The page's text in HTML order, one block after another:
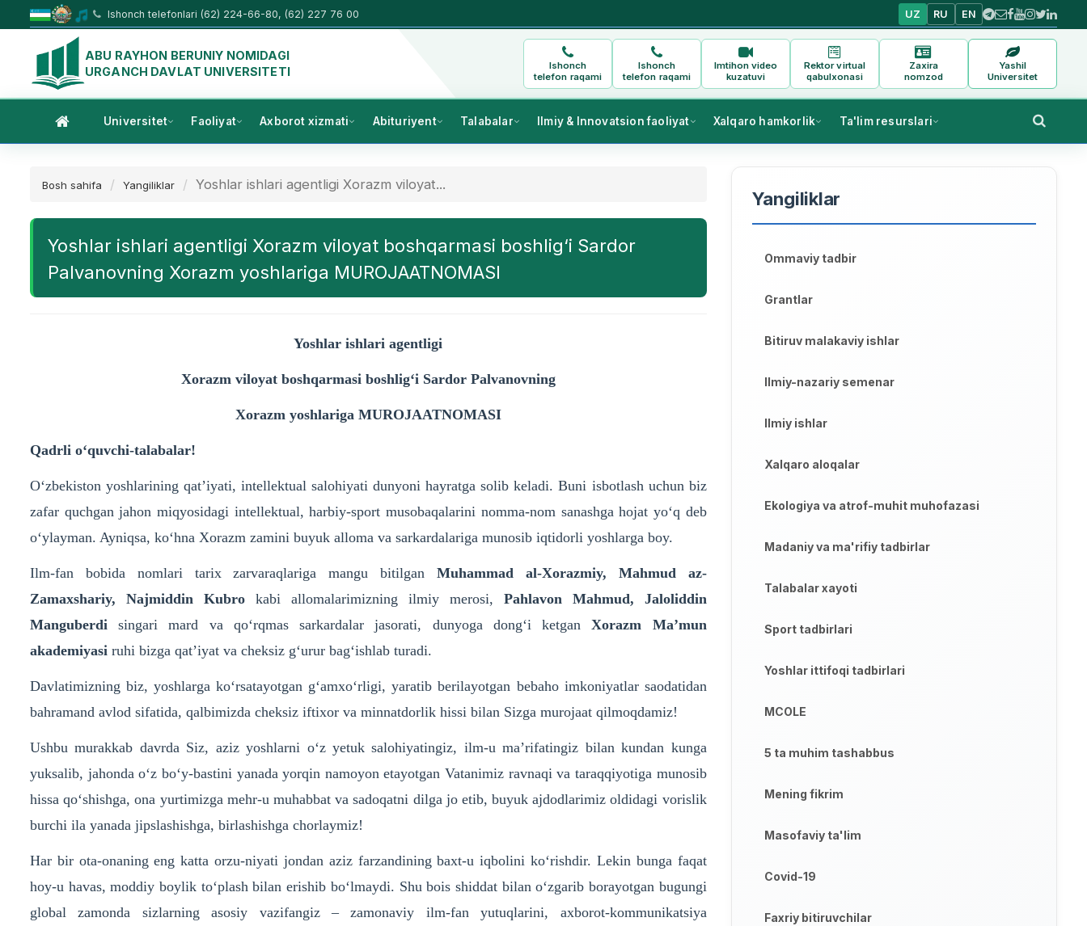
Ishonch telefonlari (62) 224-66-80, (62) 227 76 00 UZ RU EN
ABU RAYHON BERUNIY NOMIDAGI
URGANCH DAVLAT UNIVERSITETI
Ishonch
telefon raqami
Ishonch
telefon raqami
Imtihon video
kuzatuvi
Rektor virtual
qabulxonasi
Zaxira
nomzod
Yashil
Universitet
Universitet Faoliyat Axborot xizmati Abituriyent Talabalar Ilmiy & Innovatsion faoliyat Xalqaro hamkorlik Ta'lim resurslari
Bosh sahifa Yangiliklar Yoshlar ishlari agentligi Xorazm viloyat...
Yoshlar ishlari agentligi Xorazm viloyat boshqarmasi boshlig‘i Sardor
Palvanovning Xorazm yoshlariga MUROJAATNOMASI
Yoshlar ishlari agentligi
Xorazm viloyat boshqarmasi boshlig‘i Sardor Palvanovning
Xorazm yoshlariga MUROJAATNOMASI
Qadrli o‘quvchi-talabalar!
O‘zbekiston yoshlarining qat’iyati, intellektual salohiyati dunyoni hayratga solib keladi. Buni isbotlash uchun biz
zafar quchgan jahon miqyosidagi intellektual, harbiy-sport musobaqalarini nomma-nom sanashga hojat yo‘q deb
o‘ylayman. Ayniqsa, ko‘hna Xorazm zamini buyuk alloma va sarkardalariga munosib iqtidorli yoshlarga boy.
Ilm-fan bobida nomlari tarix zarvaraqlariga mangu bitilganMuhammad al-Xorazmiy, Mahmud az-
Zamaxshariy, Najmiddin Kubrokabi allomalarimizning ilmiy merosi, Pahlavon Mahmud, Jaloliddin
Manguberdi singari mard va qo‘rqmas sarkardalar jasorati, dunyoga dong‘i ketganXorazm Ma’mun
akademiyasi ruhi bizga qat’iyat va cheksiz g‘urur bag‘ishlab turadi.
Davlatimizning biz, yoshlarga ko‘rsatayotgan g‘amxo‘rligi, yaratib berilayotgan bebaho imkoniyatlar saodatidan
bahramand avlod sifatida, qalbimizda cheksiz iftixor va minnatdorlik hissi bilan Sizga murojaat qilmoqdamiz!
Ushbu murakkab davrda Siz, aziz yoshlarni o‘z yetuk salohiyatingiz, ilm-u ma’rifatingiz bilan kundan kunga
yuksalib, jahonda o‘z bo‘y-bastini yanada yorqin namoyon etayotgan Vatanimiz ravnaqi va taraqqiyotiga munosib
hissa qo‘shishga, ona yurtimizga mehr-u muhabbat va sadoqatni dilga jo etib, buyuk ajdodlarimiz oldidagi vorislik
burchi ila yanada jipslashishga, birlashishga chorlaymiz!
Har bir ota-onaning eng katta orzu-niyati jondan aziz farzandining baxt-u iqbolini ko‘rishdir. Lekin bunga faqat
hoy-u havas, moddiy boylik to‘plash bilan erishib bo‘lmaydi. Shu bois shiddat bilan o‘zgarib borayotgan bugungi
global zamonda sizlarning asosiy vazifangiz – zamonaviy ilm-fan yutuqlarini, axborot-kommunikatsiya
Yangiliklar
Ommaviy tadbir
Grantlar
Bitiruv malakaviy ishlar
Ilmiy-nazariy semenar
Ilmiy ishlar
Xalqaro aloqalar
Ekologiya va atrof-muhit muhofazasi
Madaniy va ma'rifiy tadbirlar
Talabalar xayoti
Sport tadbirlari
Yoshlar ittifoqi tadbirlari
MCOLE
5 ta muhim tashabbus
Mening fikrim
Masofaviy ta'lim
Covid-19
Faxriy bitiruvchilar